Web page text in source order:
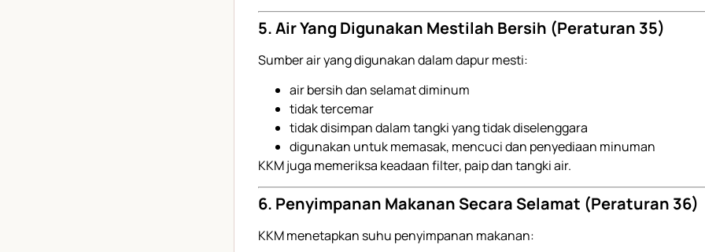
5. Air Yang Digunakan Mestilah Bersih (Peraturan 35)
Sumber air yang digunakan dalam dapur mesti:
air bersih dan selamat diminum
tidak tercemar
tidak disimpan dalam tangki yang tidak diselenggara
digunakan untuk memasak, mencuci dan penyediaan minuman
KKM juga memeriksa keadaan filter, paip dan tangki air.
6. Penyimpanan Makanan Secara Selamat (Peraturan 36)
KKM menetapkan suhu penyimpanan makanan: